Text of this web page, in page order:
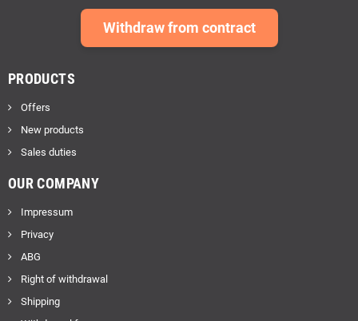
Withdraw from contract
PRODUCTS
Offers
New products
Sales duties
OUR COMPANY
Impressum
Privacy
ABG
Right of withdrawal
Shipping